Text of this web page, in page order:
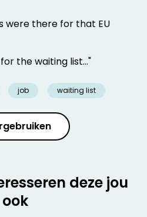
were there for that EU
the waiting list…"
job waiting list
deze jou
ook